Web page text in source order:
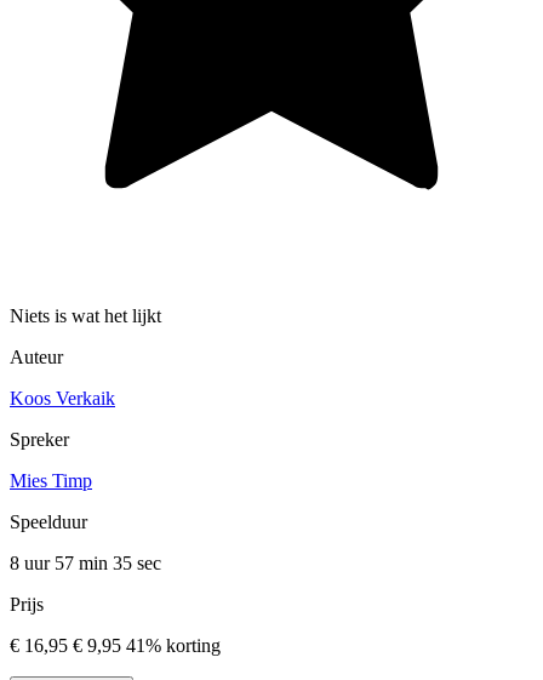
Niets is wat het lijkt
Auteur
Koos Verkaik
Spreker
Mies Timp
Speelduur
8 uur 57 min 35 sec
Prijs
€ 16,95 € 9,95 41% korting